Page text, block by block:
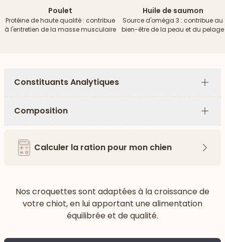
Poulet
Protéine de haute qualité : contribue
à l'entretien de la masse musculaire
Huile de saumon
Source d'oméga 3 : contribue au
bien-être de la peau et du pelage
Constituants Analytiques
Plus
Composition
Plus
Calculer la ration pour mon chien
Nos croquettes sont adaptées à la croissance de
votre chiot, en lui apportant une alimentation
équilibrée et de qualité.